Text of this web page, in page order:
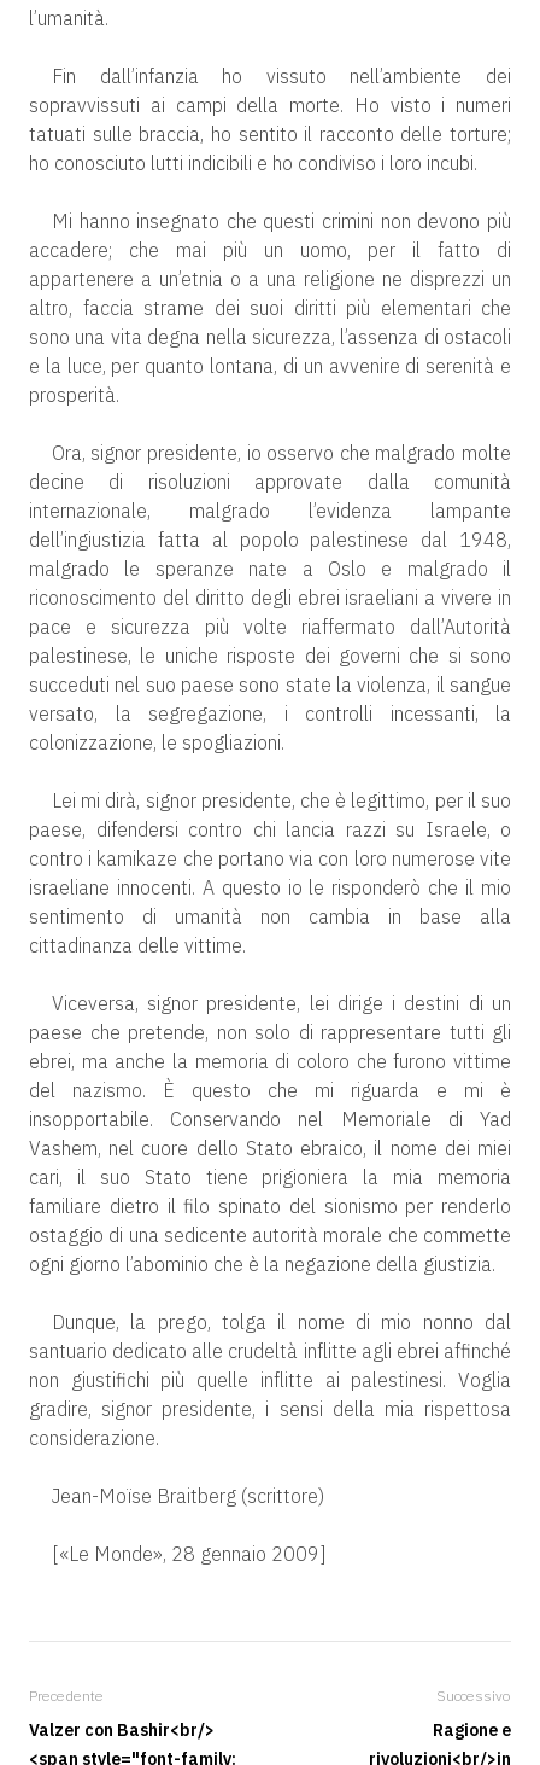
l’umanità.
Fin dall’infanzia ho vissuto nell’ambiente dei
sopravvissuti ai campi della morte. Ho visto i numeri
tatuati sulle braccia, ho sentito il racconto delle torture;
ho conosciuto lutti indicibili e ho condiviso i loro incubi.
Mi hanno insegnato che questi crimini non devono più
accadere; che mai più un uomo, per il fatto di
appartenere a un’etnia o a una religione ne disprezzi un
altro, faccia strame dei suoi diritti più elementari che
sono una vita degna nella sicurezza, l’assenza di ostacoli
e la luce, per quanto lontana, di un avvenire di serenità e
prosperità.
Ora, signor presidente, io osservo che malgrado molte
decine di risoluzioni approvate dalla comunità
internazionale, malgrado l’evidenza lampante
dell’ingiustizia fatta al popolo palestinese dal 1948,
malgrado le speranze nate a Oslo e malgrado il
riconoscimento del diritto degli ebrei israeliani a vivere in
pace e sicurezza più volte riaffermato dall’Autorità
palestinese, le uniche risposte dei governi che si sono
succeduti nel suo paese sono state la violenza, il sangue
versato, la segregazione, i controlli incessanti, la
colonizzazione, le spogliazioni.
Lei mi dirà, signor presidente, che è legittimo, per il suo
paese, difendersi contro chi lancia razzi su Israele, o
contro i kamikaze che portano via con loro numerose vite
israeliane innocenti. A questo io le risponderò che il mio
sentimento di umanità non cambia in base alla
cittadinanza delle vittime.
Viceversa, signor presidente, lei dirige i destini di un
paese che pretende, non solo di rappresentare tutti gli
ebrei, ma anche la memoria di coloro che furono vittime
del nazismo. È questo che mi riguarda e mi è
insopportabile. Conservando nel Memoriale di Yad
Vashem, nel cuore dello Stato ebraico, il nome dei miei
cari, il suo Stato tiene prigioniera la mia memoria
familiare dietro il filo spinato del sionismo per renderlo
ostaggio di una sedicente autorità morale che commette
ogni giorno l’abominio che è la negazione della giustizia.
Dunque, la prego, tolga il nome di mio nonno dal
santuario dedicato alle crudeltà inflitte agli ebrei affinché
non giustifichi più quelle inflitte ai palestinesi. Voglia
gradire, signor presidente, i sensi della mia rispettosa
considerazione.
Jean-Moïse Braitberg (scrittore)
[«Le Monde», 28 gennaio 2009]
Precedente
Valzer con Bashir<br/>
<span style="font-family:
Successivo
Ragione e
rivoluzioni<br/>in